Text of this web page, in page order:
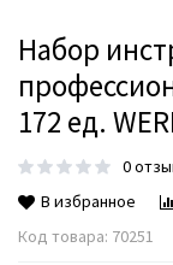
Набор
172 ед.
0
В избранное
Код товара: 70251